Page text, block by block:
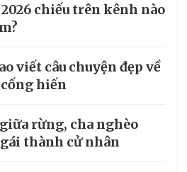
chiếu trên kênh nào
viết câu chuyện đẹp về
hiến
rừng, cha nghèo
thành cử nhân